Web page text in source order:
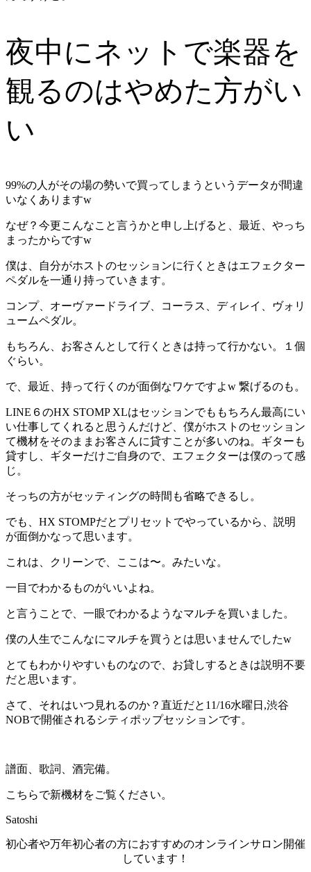
夜中にネットで楽器を
観るのはやめた方がい
い
99%の人がその場の勢いで買ってしまうというデータが間違
いなくありますw
なぜ？今更こんなこと言うかと申し上げると、最近、やっち
まったからですw
僕は、自分がホストのセッションに行くときはエフェクター
ペダルを一通り持っていきます。
コンプ、オーヴァードライブ、コーラス、ディレイ、ヴォリ
ュームペダル。
もちろん、お客さんとして行くときは持って行かない。１個
ぐらい。
で、最近、持って行くのが面倒なワケですよw 繋げるのも。
LINE６のHX STOMP XLはセッションでももちろん最高にい
い仕事してくれると思うんだけど、僕がホストのセッション
て機材をそのままお客さんに貸すことが多いのね。ギターも
貸すし、ギターだけご自身ので、エフェクターは僕のって感
じ。
そっちの方がセッティングの時間も省略できるし。
でも、HX STOMPだとプリセットでやっているから、説明
が面倒かなって思います。
これは、クリーンで、ここは〜。みたいな。
一目でわかるものがいいよね。
と言うことで、一眼でわかるようなマルチを買いました。
僕の人生でこんなにマルチを買うとは思いませんでしたw
とてもわかりやすいものなので、お貸しするときは説明不要
だと思います。
さて、それはいつ見れるのか？直近だと11/16水曜日,渋谷
NOBで開催されるシティポップセッションです。
譜面、歌詞、酒完備。
こちらで新機材をご覧ください。
Satoshi
初心者や万年初心者の方におすすめのオンラインサロン開催
しています！